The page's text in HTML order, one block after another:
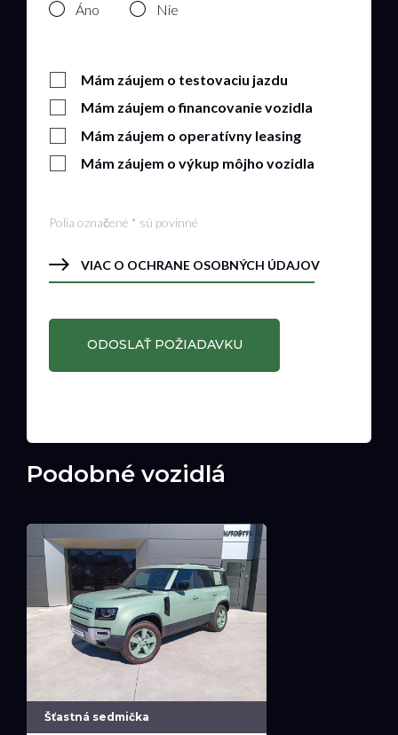
Áno Nie
Mám záujem o testovaciu jazdu
Mám záujem o financovanie vozidla
Mám záujem o operatívny leasing
Mám záujem o výkup môjho vozidla
Polia označené * sú povinné
VIAC O OCHRANE OSOBNÝCH ÚDAJOV
Podobné vozidlá
Šťastná sedmička